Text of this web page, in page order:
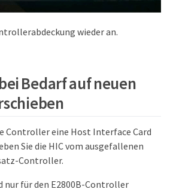
wieder an.
Bedarf auf neuen
Controller eine Host Interface Card
Sie die HIC vom ausgefallenen
Controller.
nur für den E2800B-Controller